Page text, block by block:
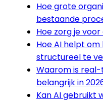
Hoe grote
bestaande
Hoe zorg je
Hoe AI helpt
structureel te
Waarom is
belangrijk in
Kan AI gebruikt